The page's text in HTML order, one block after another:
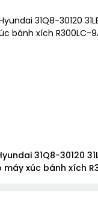
31Q8-30120
máy xúc bánh xích